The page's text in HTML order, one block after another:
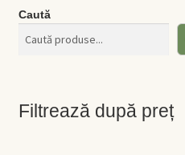
Caută
Filtrează după preț